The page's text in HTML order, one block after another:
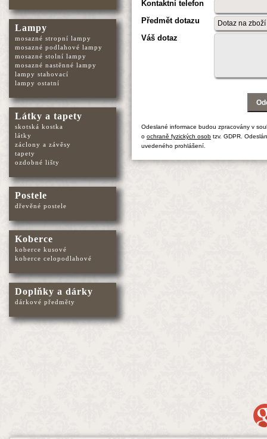
Kontaktní telefon
Předmět dotazu
Váš dotaz
Odeslané informace budou zpracovány v
o ochraně fyzických osobtzv. GDPR.
uvedeného prohlášení.
Lampy
mosazné stropní lampy
mosazné podlahové lampy
mosazné stolní lampy
mosazné nastěnné lampy
lampy stahovací
lampy ostatní
Látky a tapety
skotská kostka
látky
záclony a závěsy
tapety
ozdobné lišty
Postele
dřevěné postele
Koberce
koberce kusové
koberce celopodlahové
Doplňky a dárky
dárkové předměty